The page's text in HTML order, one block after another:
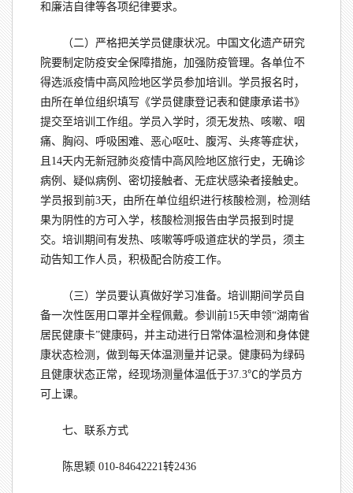
和廉洁自律等各项纪律要求。
（二）严格把关学员健康状况。中国文化遗产研究
院要制定防疫安全保障措施，加强防疫管理。各单位不
得选派疫情中高风险地区学员参加培训。学员报名时，
由所在单位组织填写《学员健康登记表和健康承诺书》
提交至培训工作组。学员入学时，须无发热、咳嗽、咽
痛、胸闷、呼吸困难、恶心呕吐、腹泻、头疼等症状，
且14天内无新冠肺炎疫情中高风险地区旅行史，无确诊
病例、疑似病例、密切接触者、无症状感染者接触史。
学员报到前3天，由所在单位组织进行核酸检测，检测结
果为阴性的方可入学，核酸检测报告由学员报到时提
交。培训期间有发热、咳嗽等呼吸道症状的学员，须主
动告知工作人员，积极配合防疫工作。
（三）学员要认真做好学习准备。培训期间学员自
备一次性医用口罩并全程佩戴。参训前15天申领“湖南省
居民健康卡”健康码，并主动进行日常体温检测和身体健
康状态检测，做到每天体温测量并记录。健康码为绿码
且健康状态正常，经现场测量体温低于37.3℃的学员方
可上课。
七、联系方式
陈思颖 010-84642221转2436